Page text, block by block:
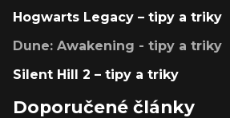
Hogwarts Legacy – tipy a triky
Dune: Awakening - tipy a triky
Silent Hill 2 – tipy a triky
Doporučené články